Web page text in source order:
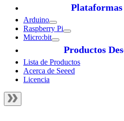
Arduino
Raspberry Pi
Micro:bit
Productos
Lista de Productos
Acerca de Seeed
Licencia